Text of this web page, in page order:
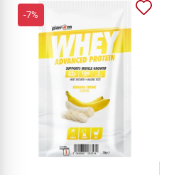
-7%